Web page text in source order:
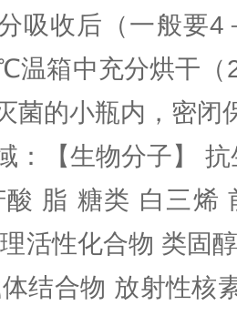
吸收后（一般要4
温箱中充分烘干（
菌的小瓶内，密闭
：【生物分子】
脂 糖类 白三烯
活性化合物 类固
结合物 放射性核